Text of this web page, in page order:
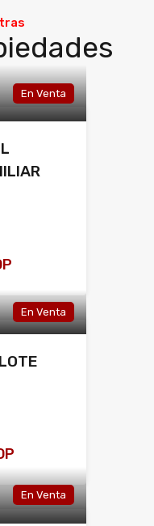
En Venta
En Venta
En Venta